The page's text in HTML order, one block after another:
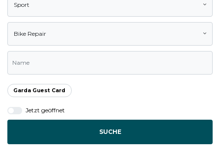
Sport
Bike Repair
Garda Guest Card
Jetzt geöffnet
SUCHE